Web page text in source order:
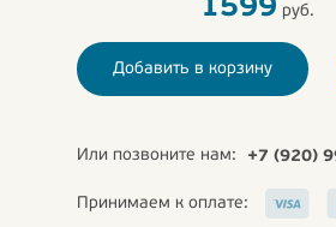
1599 руб.
Добавить в корзину
Или позвоните нам: +7 (920)
Принимаем к оплате: